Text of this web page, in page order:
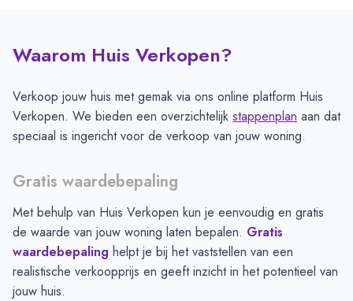
Waarom Huis Verkopen?
Verkoop jouw huis met gemak via ons online platform Huis
Verkopen. We bieden een overzichtelijk stappenplan aan dat
speciaal is ingericht voor de verkoop van jouw woning.
Gratis waardebepaling
Met behulp van Huis Verkopen kun je eenvoudig en gratis
de waarde van jouw woning laten bepalen. Gratis
waardebepaling helpt je bij het vaststellen van een
realistische verkoopprijs en geeft inzicht in het potentieel van
jouw huis.